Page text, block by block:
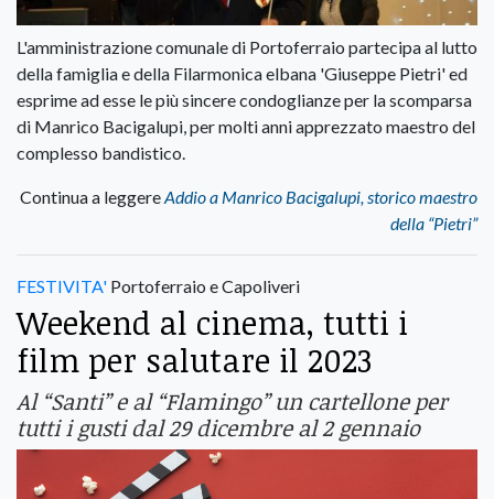
L'amministrazione comunale di Portoferraio partecipa al lutto
della famiglia e della Filarmonica elbana 'Giuseppe Pietri' ed
esprime ad esse le più sincere condoglianze per la scomparsa
di Manrico Bacigalupi, per molti anni apprezzato maestro del
complesso bandistico.
Continua a leggereAddio a Manrico Bacigalupi, storico maestro
della “Pietri”
FESTIVITA' Portoferraio e Capoliveri
Weekend al cinema, tutti i
film per salutare il 2023
Al “Santi” e al “Flamingo” un cartellone per
tutti i gusti dal 29 dicembre al 2 gennaio